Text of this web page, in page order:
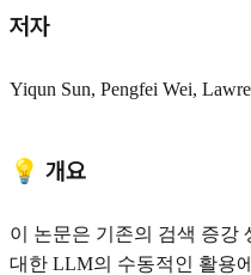
저자
Yiqun Sun, Pengfei Wei,
💡 개요
이 논문은 기존의 검색 증강
대한 LLM의 수동적인 활용